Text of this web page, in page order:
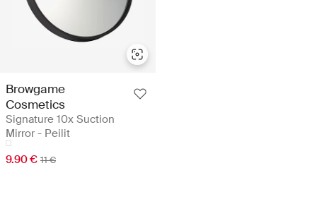
Browgame
Cosmetics
Signature 10x Suction
Mirror - Peilit
9.90 € 11 €